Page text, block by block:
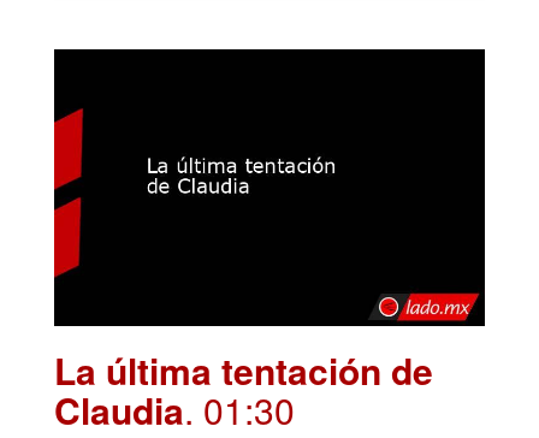
La última tentación de
Claudia. 01:30